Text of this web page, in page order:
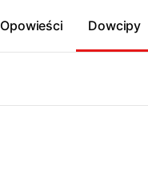
Opowieści Dowcipy